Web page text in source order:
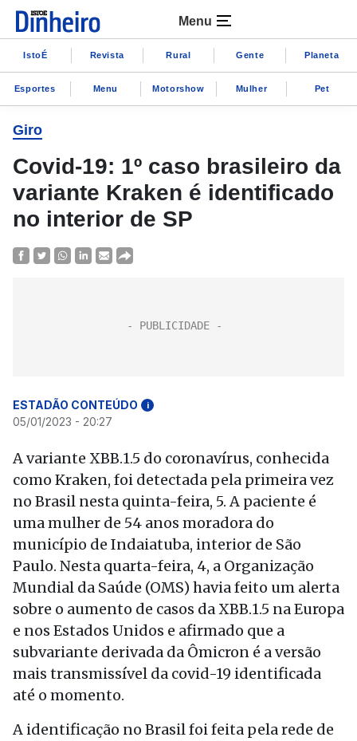
Menu
IstoÉ Revista Rural Gente Planeta
Esportes Menu Motorshow Mulher Pet
Giro
Covid-19: 1º caso brasileiro da
variante Kraken é identificado
no interior de SP
ESTADÃO CONTEÚDO i
05/01/2023 - 20:27
A variante XBB.1.5 do coronavírus, conhecida
como Kraken, foi detectada pela primeira vez
no Brasil nesta quinta-feira, 5. A paciente é
uma mulher de 54 anos moradora do
município de Indaiatuba, interior de São
Paulo. Nesta quarta-feira, 4, a Organização
Mundial da Saúde (OMS) havia feito um alerta
sobre o aumento de casos da XBB.1.5 na Europa
e nos Estados Unidos e afirmado que a
subvariante derivada da Ômicron é a versão
mais transmissível da covid-19 identificada
até o momento.
A identificação no Brasil foi feita pela rede de